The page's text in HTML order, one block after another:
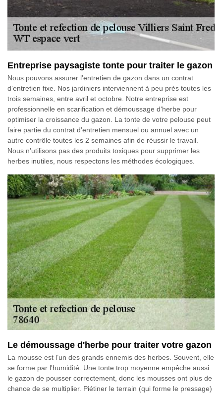
Entreprise paysagiste tonte pour traiter le gazon
Nous pouvons assurer l’entretien de gazon dans un contrat
d’entretien fixe. Nos jardiniers interviennent à peu près toutes les
trois semaines, entre avril et octobre. Notre entreprise est
professionnelle en scarification et démoussage d'herbe pour
optimiser la croissance du gazon. La tonte de votre pelouse peut
faire partie du contrat d’entretien mensuel ou annuel avec un
autre contrôle toutes les 2 semaines afin de réussir le travail.
Nous n’utilisons pas des produits toxiques pour supprimer les
herbes inutiles, nous respectons les méthodes écologiques.
Le démoussage d'herbe pour traiter votre gazon
La mousse est l’un des grands ennemis des herbes. Souvent, elle
se forme par l'humidité. Une tonte trop moyenne empêche aussi
le gazon de pousser correctement, donc les mousses ont plus de
chance de se multiplier. Piétiner le terrain (qui forme le pressage)